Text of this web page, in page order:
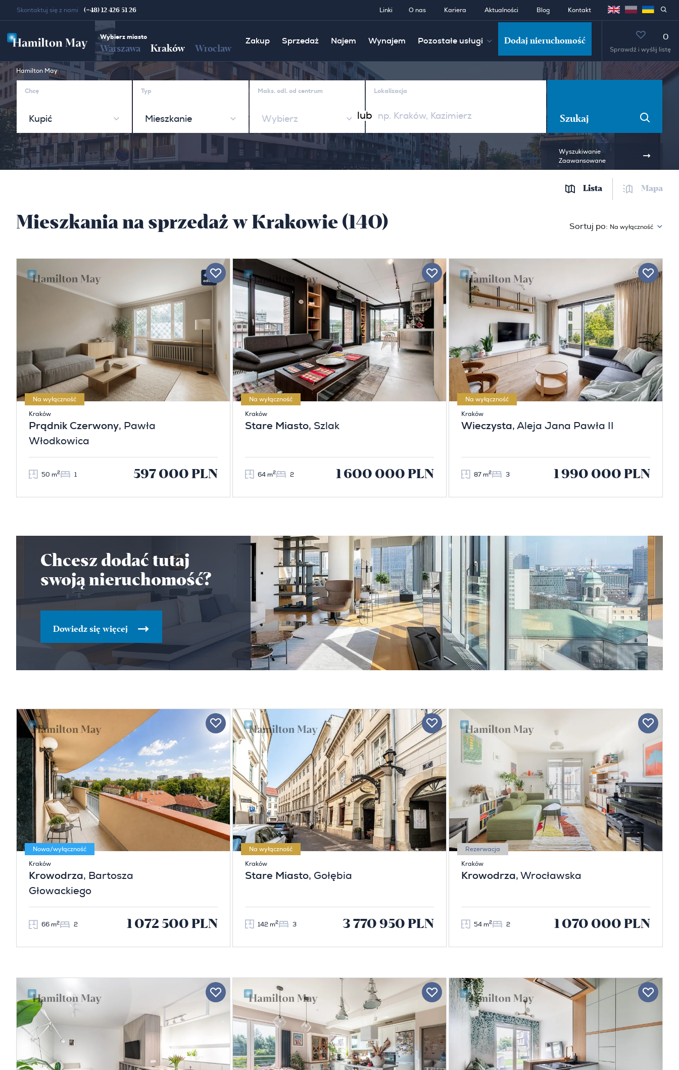
Skontaktuj się z nami (+48) 12 426 51 26 Linki O nas Kariera Aktualności Blog Kontakt
Wybierz miasto
Warszawa Kraków Wrocław
Zakup Sprzedaż Najem Wynajem Pozostałe usługi Dodaj nieruchomość 0
Sprawdź i wyślij listę
Hamilton May
Chcę
Kupić
Typ
Mieszkanie
Maks. odl. od centrum
Wybierz lub
Lokalizacja
Szukaj
Wyszukiwanie
Zaawansowane
Lista Mapa
Mieszkania na sprzedaż w Krakowie (140) Sortuj po: Na wyłączność
Na wyłączność
Kraków
Prądnik Czerwony, Pawła
Włodkowica
50 m2 1 597 000 PLN
Na wyłączność
Kraków
Stare Miasto, Szlak
64 m2 2 1 600 000 PLN
Na wyłączność
Kraków
Wieczysta, Aleja Jana Pawła II
87 m2 3 1 990 000 PLN
Chcesz dodać tutaj
swoją nieruchomość?
Dowiedz się więcej
Nowa/wyłączność
Kraków
Krowodrza, Bartosza
Głowackiego
66 m2 2 1 072 500 PLN
Na wyłączność
Kraków
Stare Miasto, Gołębia
142 m2 3 3 770 950 PLN
Rezerwacja
Kraków
Krowodrza, Wrocławska
54 m2 2 1 070 000 PLN